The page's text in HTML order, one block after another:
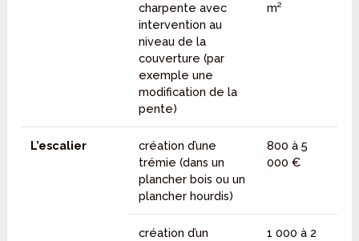
charpente avec
intervention au
niveau de la
couverture (par
exemple une
modification de la
pente)
m²
L’escalier
création d’une
trémie (dans un
plancher bois ou un
plancher hourdis)
800 à 5
000 €
création d’un
1 000 à 2